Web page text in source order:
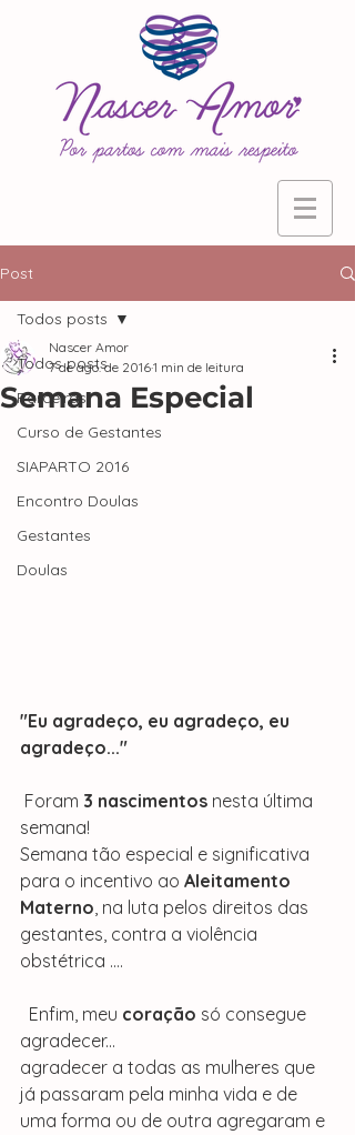
Post
Todos posts
Parceiras
Curso de Gestantes
SIAPARTO 2016
Encontro Doulas
Gestantes
Doulas
Todos posts
Semana Especial
Nascer Amor
7 de ago. de 20161 min de leitura
"Eu agradeço, eu agradeço, eu
agradeço..."
Foram 3 nascimentos nesta última
semana!
Semana tão especial e significativa
para o incentivo ao Aleitamento
Materno, na luta pelos direitos das
gestantes, contra a violência
obstétrica ....
  Enfim, meu
coração só consegue
agradecer...
agradecer a todas as mulheres que
já passaram pela minha vida e de
uma forma ou de outra agregaram e